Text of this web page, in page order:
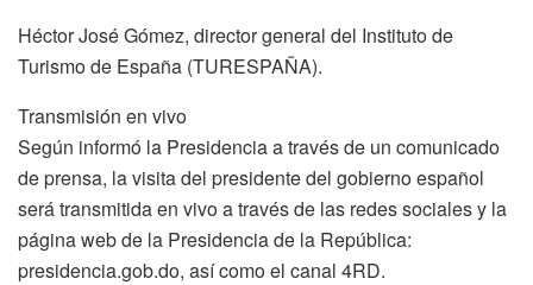
Héctor José Gómez, director general del Instituto de
Turismo de España (TURESPAÑA).
Transmisión en vivo
Según informó la Presidencia a través de un comunicado
de prensa, la visita del presidente del gobierno español
será transmitida en vivo a través de las redes sociales y la
página web de la Presidencia de la República:
presidencia.gob.do, así como el canal 4RD.